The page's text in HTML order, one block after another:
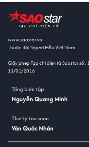
www.saostar.vn
Thuộc Hội Người Mẫu Việt Nam
Giấy phép Tạp chí điện tử Saostar số:
11/01/2016
Tổng biên tập
Nguyễn Quang Minh
Thư ký tòa soạn
Văn Quốc Nhân